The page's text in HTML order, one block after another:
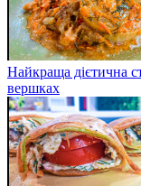
Найкраща дієтична
вершках